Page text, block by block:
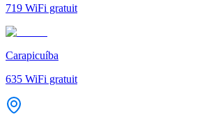
719 WiFi gratuit
Carapicuíba
635 WiFi gratuit